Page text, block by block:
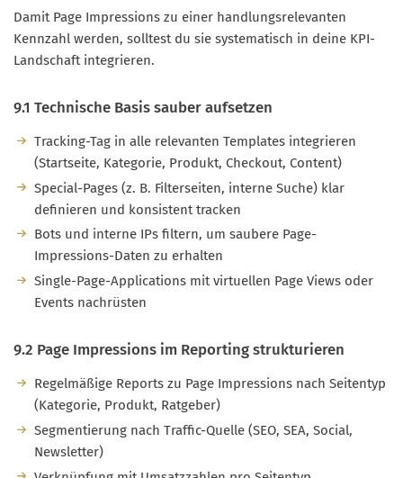
Damit Page Impressions zu einer handlungsrelevanten
Kennzahl werden, solltest du sie systematisch in deine KPI-
Landschaft integrieren.
9.1 Technische Basis sauber aufsetzen
Tracking-Tag in alle relevanten Templates integrieren
(Startseite, Kategorie, Produkt, Checkout, Content)
Special-Pages (z. B. Filterseiten, interne Suche) klar
definieren und konsistent tracken
Bots und interne IPs filtern, um saubere Page-
Impressions-Daten zu erhalten
Single-Page-Applications mit virtuellen Page Views oder
Events nachrüsten
9.2 Page Impressions im Reporting strukturieren
Regelmäßige Reports zu Page Impressions nach Seitentyp
(Kategorie, Produkt, Ratgeber)
Segmentierung nach Traffic-Quelle (SEO, SEA, Social,
Newsletter)